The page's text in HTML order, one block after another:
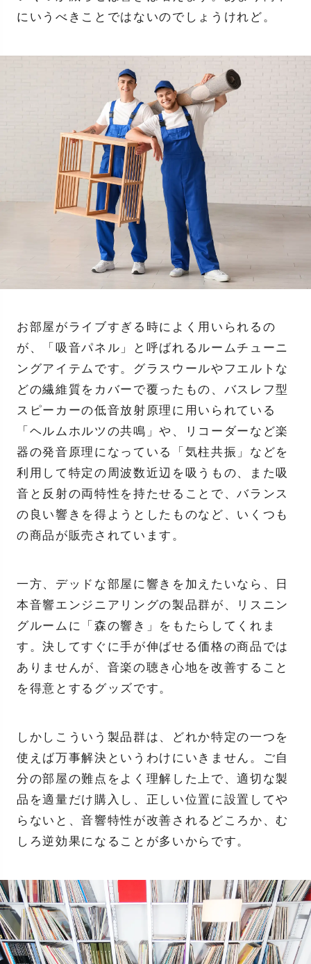
にいうべきことではないのでしょうけれど。
お部屋がライブすぎる時によく用いられるの
が、「吸音パネル」と呼ばれるルームチューニ
ングアイテムです。グラスウールやフエルトな
どの繊維質をカバーで覆ったもの、バスレフ型
スピーカーの低音放射原理に用いられている
「ヘルムホルツの共鳴」や、リコーダーなど楽
器の発音原理になっている「気柱共振」などを
利用して特定の周波数近辺を吸うもの、また吸
音と反射の両特性を持たせることで、バランス
の良い響きを得ようとしたものなど、いくつも
の商品が販売されています。
一方、デッドな部屋に響きを加えたいなら、日
本音響エンジニアリングの製品群が、リスニン
グルームに「森の響き」をもたらしてくれま
す。決してすぐに手が伸ばせる価格の商品では
ありませんが、音楽の聴き心地を改善すること
を得意とするグッズです。
しかしこういう製品群は、どれか特定の一つを
使えば万事解決というわけにいきません。ご自
分の部屋の難点をよく理解した上で、適切な製
品を適量だけ購入し、正しい位置に設置してや
らないと、音響特性が改善されるどころか、む
しろ逆効果になることが多いからです。